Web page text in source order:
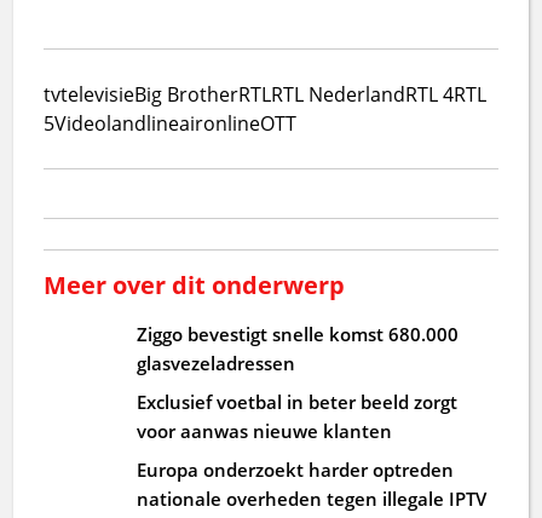
tvtelevisieBig BrotherRTLRTL NederlandRTL 4RTL
5VideolandlineaironlineOTT
Meer over dit onderwerp
Ziggo bevestigt snelle komst 680.000
glasvezeladressen
Exclusief voetbal in beter beeld zorgt
voor aanwas nieuwe klanten
Europa onderzoekt harder optreden
nationale overheden tegen illegale IPTV